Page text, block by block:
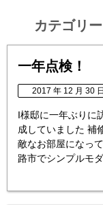
カテゴリ
一年点検！
2017 年 12 月 30 日
I様邸に一年ぶりに
成していました 補
敵なお部屋になっ
路市でシンプルモ